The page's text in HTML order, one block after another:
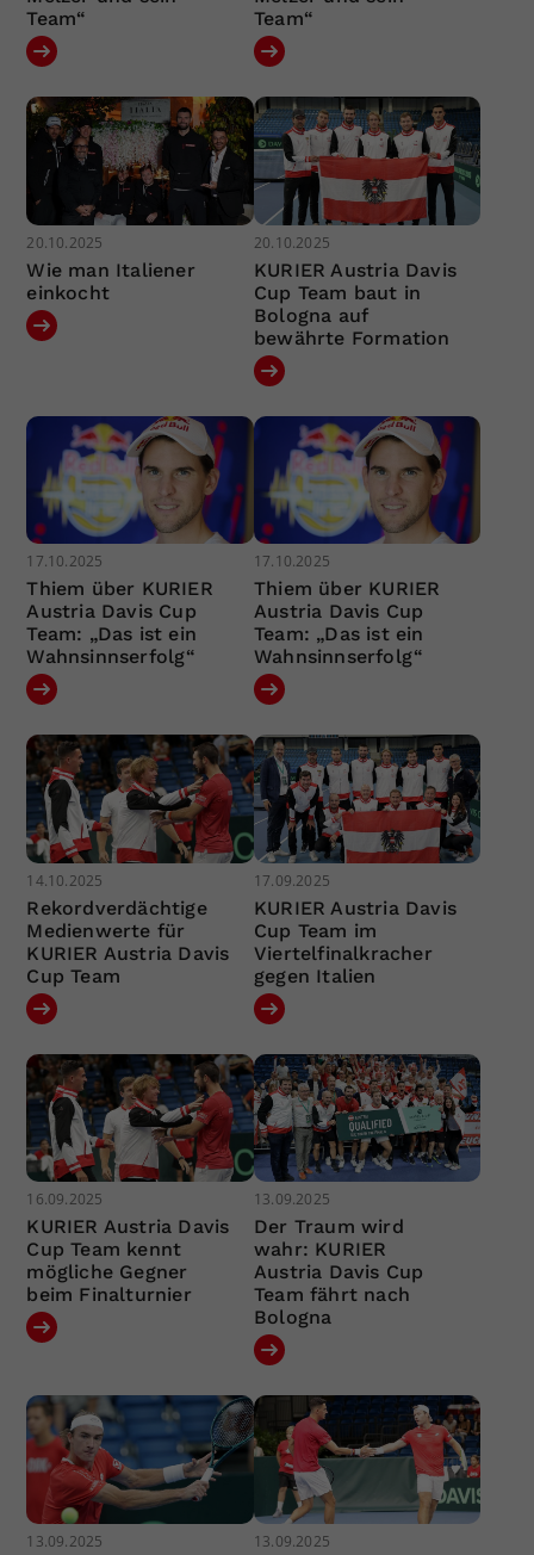
Team“
Team“
20.10.2025
Wie man Italiener
einkocht
20.10.2025
KURIER Austria Davis
Cup Team baut in
Bologna auf
bewährte Formation
17.10.2025
Thiem über KURIER
Austria Davis Cup
Team: „Das ist ein
Wahnsinnserfolg“
17.10.2025
Thiem über KURIER
Austria Davis Cup
Team: „Das ist ein
Wahnsinnserfolg“
14.10.2025
Rekordverdächtige
Medienwerte für
KURIER Austria Davis
Cup Team
17.09.2025
KURIER Austria Davis
Cup Team im
Viertelfinalkracher
gegen Italien
16.09.2025
KURIER Austria Davis
Cup Team kennt
mögliche Gegner
beim Finalturnier
13.09.2025
Der Traum wird
wahr: KURIER
Austria Davis Cup
Team fährt nach
Bologna
13.09.2025 13.09.2025